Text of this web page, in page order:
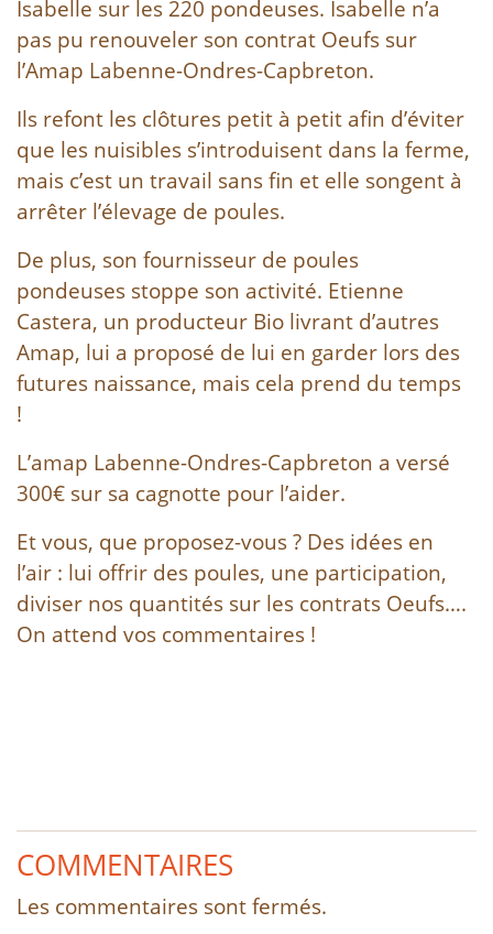
Isabelle sur les 220 pondeuses. Isabelle n’a
pas pu renouveler son contrat Oeufs sur
l’Amap Labenne-Ondres-Capbreton.
Ils refont les clôtures petit à petit afin d’éviter
que les nuisibles s’introduisent dans la ferme,
mais c’est un travail sans fin et elle songent à
arrêter l’élevage de poules.
De plus, son fournisseur de poules
pondeuses stoppe son activité. Etienne
Castera, un producteur Bio livrant d’autres
Amap, lui a proposé de lui en garder lors des
futures naissance, mais cela prend du temps
!
L’amap Labenne-Ondres-Capbreton a versé
300€ sur sa cagnotte pour l’aider.
Et vous, que proposez-vous ? Des idées en
l’air : lui offrir des poules, une participation,
diviser nos quantités sur les contrats Oeufs….
On attend vos commentaires !
COMMENTAIRES
Les commentaires sont fermés.